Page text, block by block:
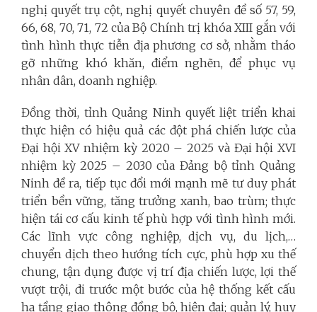
nghị quyết trụ cột, nghị quyết chuyên đề số 57, 59,
66, 68, 70, 71, 72 của Bộ Chính trị khóa XIII gắn với
tình hình thực tiễn địa phương cơ sở, nhằm tháo
gỡ những khó khăn, điểm nghẽn, để phục vụ
nhân dân, doanh nghiệp.
Đồng thời, tỉnh Quảng Ninh quyết liệt triển khai
thực hiện có hiệu quả các đột phá chiến lược của
Đại hội XV nhiệm kỳ 2020 – 2025 và Đại hội XVI
nhiệm kỳ 2025 – 2030 của Đảng bộ tỉnh Quảng
Ninh đề ra, tiếp tục đổi mới mạnh mẽ tư duy phát
triển bền vững, tăng trưởng xanh, bao trùm; thực
hiện tái cơ cấu kinh tế phù hợp với tình hình mới.
Các lĩnh vực công nghiệp, dịch vụ, du lịch,…
chuyển dịch theo hướng tích cực, phù hợp xu thế
chung, tận dụng được vị trí địa chiến lược, lợi thế
vượt trội, đi trước một bước của hệ thống kết cấu
hạ tầng giao thông đồng bộ, hiện đại; quản lý, huy